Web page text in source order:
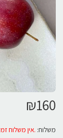
₪160
משלוח: אין משלוח זמין עבור המדינה שלך.